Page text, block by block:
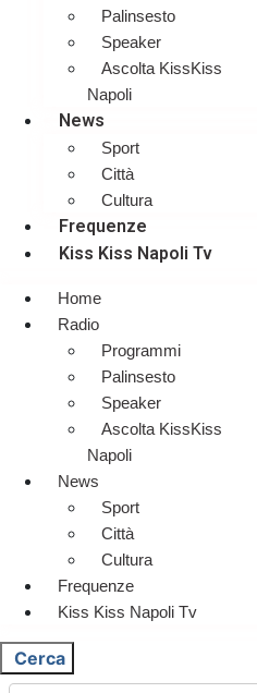
Palinsesto
Speaker
Ascolta KissKiss
Napoli
News
Sport
Città
Cultura
Frequenze
Kiss Kiss Napoli Tv
Home
Radio
Programmi
Palinsesto
Speaker
Ascolta KissKiss
Napoli
News
Sport
Città
Cultura
Frequenze
Kiss Kiss Napoli Tv
Cerca